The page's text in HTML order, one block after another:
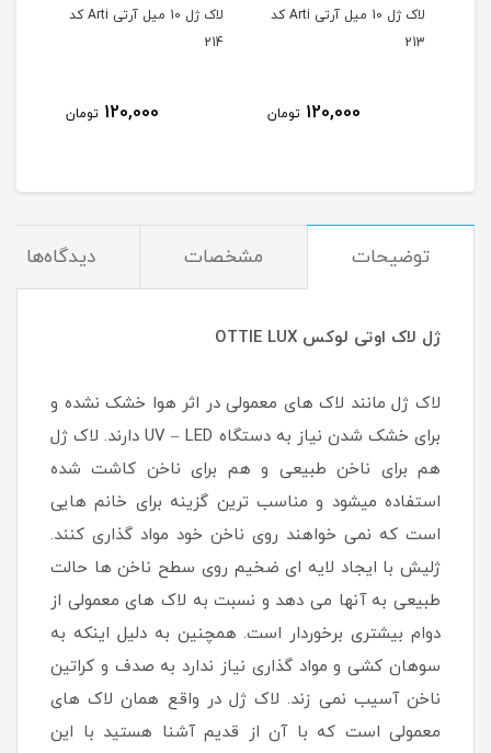
لاک ژل 10 میل آرتی Arti کد
213
120,000 تومان
لاک ژل 10 میل آرتی Arti کد
214
120,000 تومان
توضیحات مشخصات دیدگاه‌ها
ژل لاک اوتی لوکس OTTIE LUX
لاک ژل مانند لاک های معمولی در اثر هوا خشک نشده و
برای خشک شدن نیاز به دستگاه UV – LED دارند. لاک ژل
هم برای ناخن طبیعی و هم برای ناخن کاشت شده
استفاده میشود و مناسب ترین گزینه برای خانم هایی
است که نمی خواهند روی ناخن خود مواد گذاری کنند.
ژلیش با ایجاد لایه ای ضخیم روی سطح ناخن ها حالت
طبیعی به آنها می دهد و نسبت به لاک های معمولی از
دوام بیشتری برخوردار است. همچنین به دلیل اینکه به
سوهان کشی و مواد گذاری نیاز ندارد به صدف و کراتین
ناخن آسیب نمی زند. لاک ژل در واقع همان لاک های
معمولی است که با آن از قدیم آشنا هستید با این